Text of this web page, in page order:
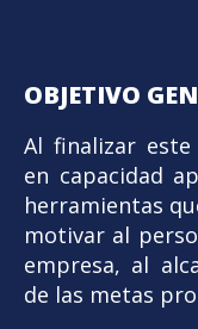
OBJETIVO
Al finalizar
en capacidad
herramientas
motivar al
empresa, al
de las metas